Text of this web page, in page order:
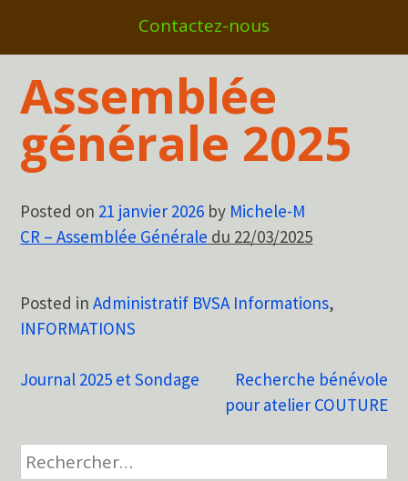
Contactez-nous
Assemblée
générale 2025
Posted on 21 janvier 2026 by Michele-M
CR – Assemblée Générale du 22/03/2025
Posted inAdministratif BVSA Informations,
INFORMATIONS
Navigation
l’article
Journal 2025 et Sondage
Recherche bénévole
pour atelier COUTURE
Rechercher :